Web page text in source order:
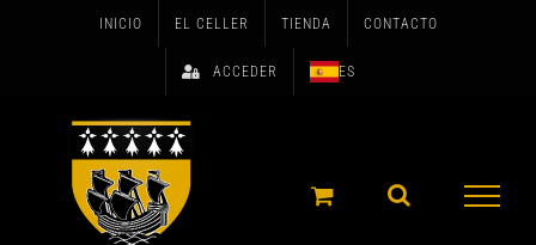
INICIO EL CELLER TIENDA CONTACTO
ACCEDER ES